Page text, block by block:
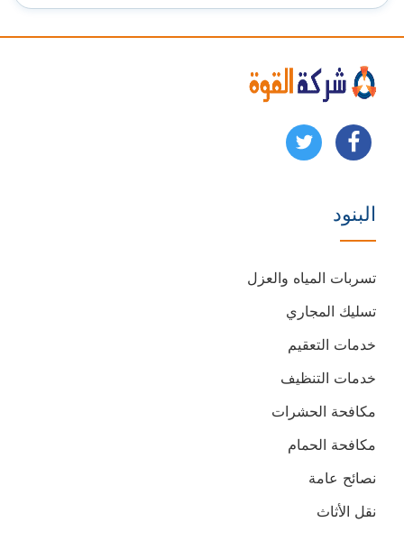
تابعنا
فيسبوك
تابعنا
البنود
تسربات المياه والعزل
تسليك المجاري
خدمات التعقيم
خدمات التنظيف
مكافحة الحشرات
مكافحة الحمام
نصائح عامة
نقل الأثاث